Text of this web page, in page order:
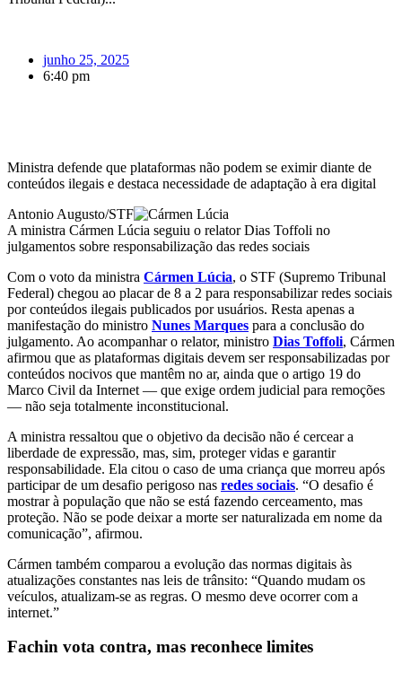
junho 25, 2025
6:40 pm
Ministra defende que plataformas não podem se eximir diante de
conteúdos ilegais e destaca necessidade de adaptação à era digital
Antonio Augusto/STF
A ministra Cármen Lúcia seguiu o relator Dias Toffoli no
julgamentos sobre responsabilização das redes sociais
Com o voto da ministra Cármen Lúcia, o STF (Supremo Tribunal
Federal) chegou ao placar de 8 a 2 para responsabilizar redes sociais
por conteúdos ilegais publicados por usuários. Resta apenas a
manifestação do ministro Nunes Marques para a conclusão do
julgamento. Ao acompanhar o relator, ministro Dias Toffoli, Cármen
afirmou que as plataformas digitais devem ser responsabilizadas por
conteúdos nocivos que mantêm no ar, ainda que o artigo 19 do
Marco Civil da Internet — que exige ordem judicial para remoções
— não seja totalmente inconstitucional.
A ministra ressaltou que o objetivo da decisão não é cercear a
liberdade de expressão, mas, sim, proteger vidas e garantir
responsabilidade. Ela citou o caso de uma criança que morreu após
participar de um desafio perigoso nas redes sociais. “O desafio é
mostrar à população que não se está fazendo cerceamento, mas
proteção. Não se pode deixar a morte ser naturalizada em nome da
comunicação”, afirmou.
Cármen também comparou a evolução das normas digitais às
atualizações constantes nas leis de trânsito: “Quando mudam os
veículos, atualizam-se as regras. O mesmo deve ocorrer com a
internet.”
Fachin vota contra, mas reconhece limites